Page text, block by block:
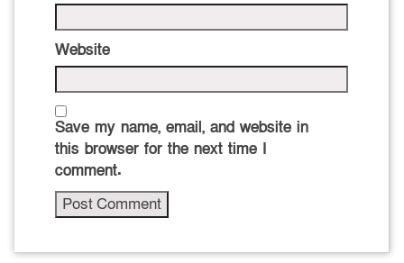
Website
Save my name, email, and website in
this browser for the next time I
comment.